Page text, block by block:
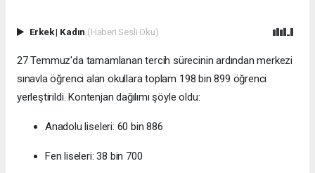
Erkek| Kadın (Haberi Sesli Oku)
27 Temmuz'da tamamlanan tercih sürecinin ardından merkezi
sınavla öğrenci alan okullara toplam 198 bin 899 öğrenci
yerleştirildi. Kontenjan dağılımı şöyle oldu:
Anadolu liseleri: 60 bin 886
Fen liseleri: 38 bin 700